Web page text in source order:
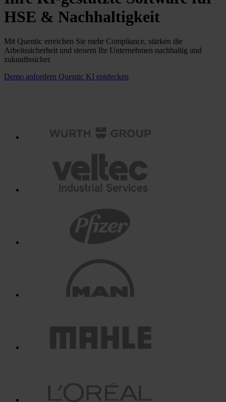
HSE & Nachhaltigkeit
Mit Quentic erreichen Sie mehr Compliance, stärken die
Arbeitssicherheit und steuern Ihr Unternehmen nachhaltig und
zukunftssicher.
Demo anfordern Quentic KI entdecken